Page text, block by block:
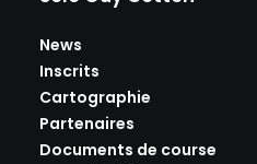
News
Inscrits
Cartographie
Partenaires
Documents de course